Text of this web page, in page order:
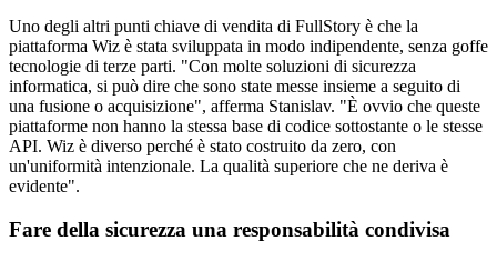
Uno degli altri punti chiave di vendita di FullStory è che la
piattaforma Wiz è stata sviluppata in modo indipendente, senza goffe
tecnologie di terze parti. "Con molte soluzioni di sicurezza
informatica, si può dire che sono state messe insieme a seguito di
una fusione o acquisizione", afferma Stanislav. "È ovvio che queste
piattaforme non hanno la stessa base di codice sottostante o le stesse
API. Wiz è diverso perché è stato costruito da zero, con
un'uniformità intenzionale. La qualità superiore che ne deriva è
evidente".
Fare della sicurezza una responsabilità condivisa